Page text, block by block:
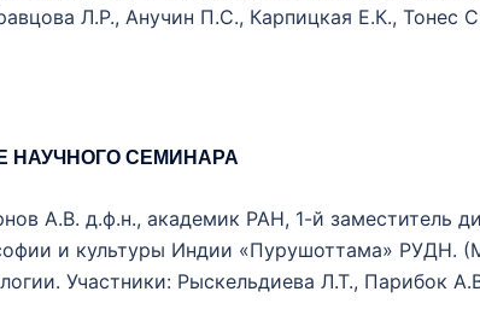
Л.Р., Анучин П.С., Карпицкая Е.К., Тонес
НАУЧНОГО СЕМИНАРА
А.В. д.ф.н., академик РАН, 1-й заместитель
и культуры Индии «Пурушоттама» РУДН.
Участники: Рыскельдиева Л.Т., Парибок